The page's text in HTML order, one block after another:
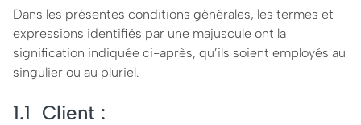
Dans les présentes conditions générales, les termes et
expressions identifiés par une majuscule ont la
signification indiquée ci-après, qu’ils soient employés au
singulier ou au pluriel.
1.1 Client :